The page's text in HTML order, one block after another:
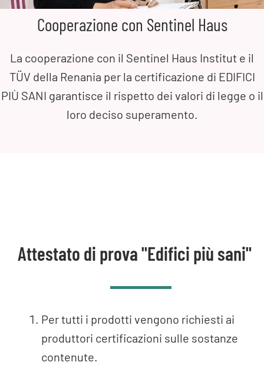
Cooperazione con Sentinel Haus
La cooperazione con il Sentinel Haus Institut e il
TÜV della Renania per la certificazione di EDIFICI
PIÙ SANI garantisce il rispetto dei valori di legge o il
loro deciso superamento.
Attestato di prova "Edifici più sani"
Per tutti i prodotti vengono richiesti ai
produttori certificazioni sulle sostanze
contenute.